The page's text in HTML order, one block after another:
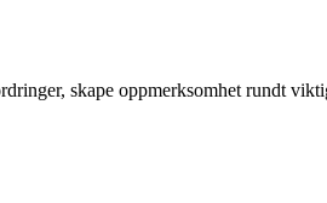
skape oppmerksomhet rundt